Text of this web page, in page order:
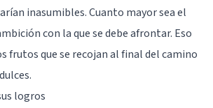
inasumibles. Cuanto mayor sea el
con la que se debe afrontar. Eso
frutos que se recojan al final del camino
logros